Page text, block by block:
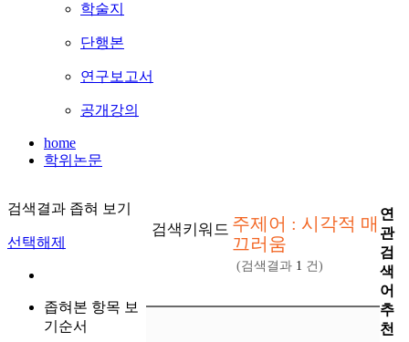
학술지
단행본
연구보고서
공개강의
home
학위논문
검색결과 좁혀 보기
선택해제
좁혀본 항목 보
기순서
검색키워드 주제어 : 시각적 매
끄러움
(검색결과 1 건)
연
관
검
색
어
추
천